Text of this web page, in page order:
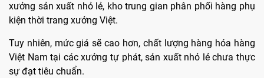
xưởng sản xuất nhỏ lẻ, kho trung gian phân phối hàng phụ
kiện thời trang xưởng Việt.
Tuy nhiên, mức giá sẽ cao hơn, chất lượng hàng hóa hàng
Việt Nam tại các xưởng tự phát, sản xuất nhỏ lẻ chưa thực
sự đạt tiêu chuẩn.